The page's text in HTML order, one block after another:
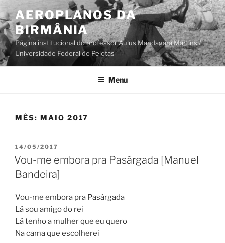
Pular
para
o
conteúdo
AEROPLANOS DA
BIRMÂNIA
Página institucional do professor Aulus Mandagará Martins /
Universidade Federal de Pelotas
Menu
MÊS: MAIO 2017
PUBLICADO
EM
14/05/2017
Vou-me embora pra Pasárgada [Manuel
Bandeira]
Vou-me embora pra Pasárgada
Lá sou amigo do rei
Lá tenho a mulher que eu quero
Na cama que escolherei